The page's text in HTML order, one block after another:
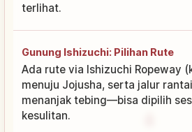
terlihat.
Gunung Ishizuchi: Pilihan Rute
Ada rute via Ishizuchi Ropeway
menuju Jojusha, serta jalur
menanjak tebing—bisa dipilih
kesulitan.